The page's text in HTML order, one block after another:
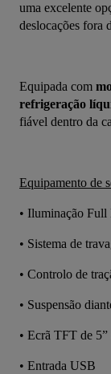
uma excelente
deslocações fora
Equipada com
refrigeração
fiável dentro da
Equipamento de
• Iluminação
• Sistema de
• Controlo de
• Suspensão
• Ecrã TFT de
• Entrada USB